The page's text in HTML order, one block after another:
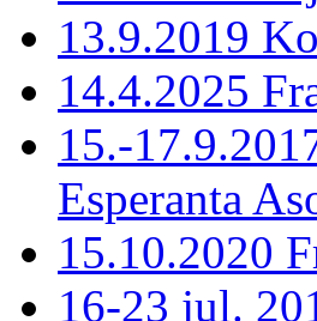
13.9.2019
14.4.2025
15.-
Esperanta
15.10.2020
16-23 jul.